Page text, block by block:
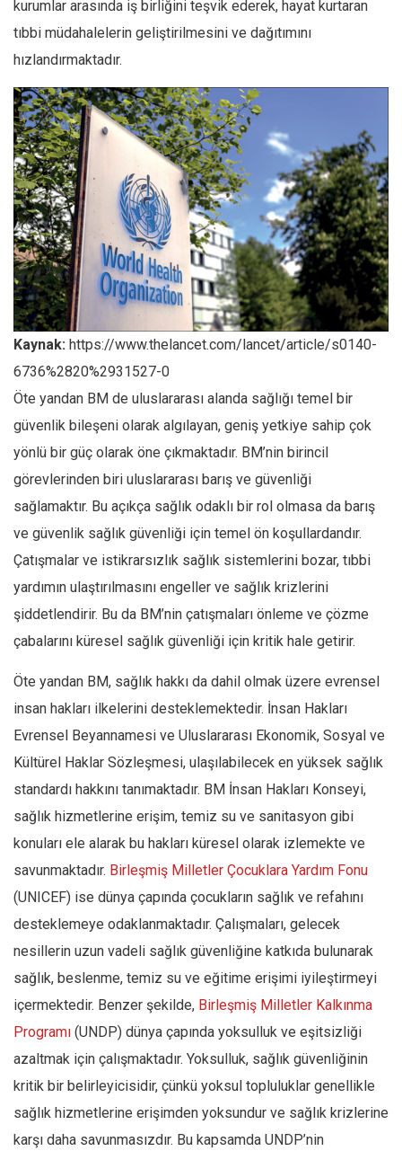
kurumlar arasında iş birliğini teşvik ederek, hayat kurtaran
tıbbi müdahalelerin geliştirilmesini ve dağıtımını
hızlandırmaktadır.
Kaynak: https://www.thelancet.com/lancet/article/s0140-
6736%2820%2931527-0
Öte yandan BM de uluslararası alanda sağlığı temel bir
güvenlik bileşeni olarak algılayan, geniş yetkiye sahip çok
yönlü bir güç olarak öne çıkmaktadır. BM’nin birincil
görevlerinden biri uluslararası barış ve güvenliği
sağlamaktır. Bu açıkça sağlık odaklı bir rol olmasa da barış
ve güvenlik sağlık güvenliği için temel ön koşullardandır.
Çatışmalar ve istikrarsızlık sağlık sistemlerini bozar, tıbbi
yardımın ulaştırılmasını engeller ve sağlık krizlerini
şiddetlendirir. Bu da BM’nin çatışmaları önleme ve çözme
çabalarını küresel sağlık güvenliği için kritik hale getirir.
Öte yandan BM, sağlık hakkı da dahil olmak üzere evrensel
insan hakları ilkelerini desteklemektedir. İnsan Hakları
Evrensel Beyannamesi ve Uluslararası Ekonomik, Sosyal ve
Kültürel Haklar Sözleşmesi, ulaşılabilecek en yüksek sağlık
standardı hakkını tanımaktadır. BM İnsan Hakları Konseyi,
sağlık hizmetlerine erişim, temiz su ve sanitasyon gibi
konuları ele alarak bu hakları küresel olarak izlemekte ve
savunmaktadır. Birleşmiş Milletler Çocuklara Yardım Fonu
(UNICEF) ise dünya çapında çocukların sağlık ve refahını
desteklemeye odaklanmaktadır. Çalışmaları, gelecek
nesillerin uzun vadeli sağlık güvenliğine katkıda bulunarak
sağlık, beslenme, temiz su ve eğitime erişimi iyileştirmeyi
içermektedir. Benzer şekilde, Birleşmiş Milletler Kalkınma
Programı (UNDP) dünya çapında yoksulluk ve eşitsizliği
azaltmak için çalışmaktadır. Yoksulluk, sağlık güvenliğinin
kritik bir belirleyicisidir, çünkü yoksul topluluklar genellikle
sağlık hizmetlerine erişimden yoksundur ve sağlık krizlerine
karşı daha savunmasızdır. Bu kapsamda UNDP’nin